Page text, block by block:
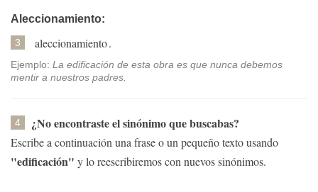
Aleccionamiento:
3 aleccionamiento.
Ejemplo: La edificación de esta obra es que nunca debemos
mentir a nuestros padres.
4 ¿No encontraste el sinónimo que buscabas?
Escribe a continuación una frase o un pequeño texto usando
"edificación" y lo reescribiremos con nuevos sinónimos.